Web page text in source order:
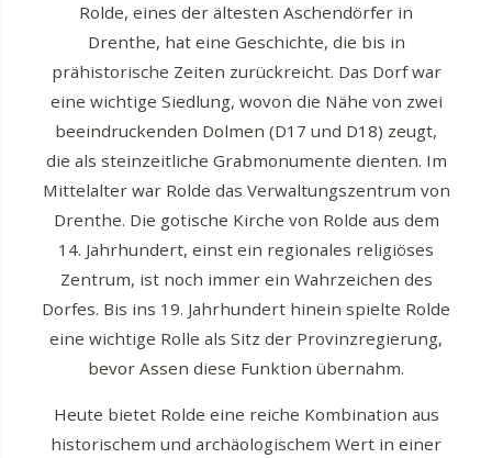
Rolde, eines der ältesten Aschendörfer in
Drenthe, hat eine Geschichte, die bis in
prähistorische Zeiten zurückreicht. Das Dorf war
eine wichtige Siedlung, wovon die Nähe von zwei
beeindruckenden Dolmen (D17 und D18) zeugt,
die als steinzeitliche Grabmonumente dienten. Im
Mittelalter war Rolde das Verwaltungszentrum von
Drenthe. Die gotische Kirche von Rolde aus dem
14. Jahrhundert, einst ein regionales religiöses
Zentrum, ist noch immer ein Wahrzeichen des
Dorfes. Bis ins 19. Jahrhundert hinein spielte Rolde
eine wichtige Rolle als Sitz der Provinzregierung,
bevor Assen diese Funktion übernahm.
Heute bietet Rolde eine reiche Kombination aus
historischem und archäologischem Wert in einer